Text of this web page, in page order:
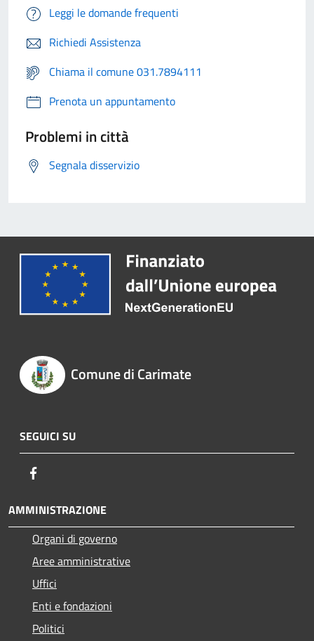
Leggi le domande frequenti
Richiedi Assistenza
Chiama il comune 031.7894111
Prenota un appuntamento
Problemi in città
Segnala disservizio
Comune di Carimate
SEGUICI SU
AMMINISTRAZIONE
Organi di governo
Aree amministrative
Uffici
Enti e fondazioni
Politici